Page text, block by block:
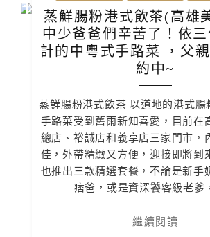
蒸鮮腸粉港式飲茶(高雄
中少爸爸們辛苦了！依
計的中粵式手路菜 ，父
約中~
蒸鮮腸粉港式飲茶 以道地的港式腸
手路菜受到舊雨新知喜愛，目前在
總店、裕誠店和義享店三家門市，
佳，外帶精緻又方便，迎接即將到
也推出三款精選套餐，不論是新手
痞爸，或是資深饕客級老爹
繼續閱讀